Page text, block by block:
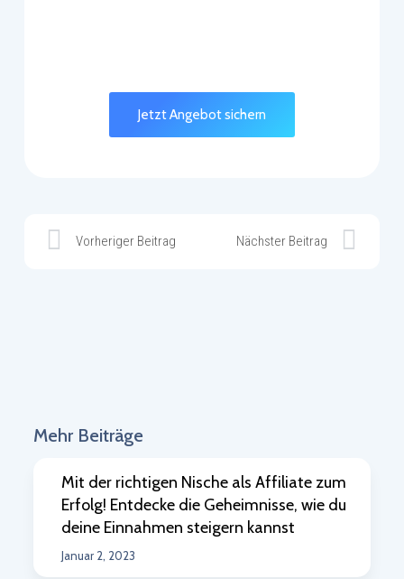
Jetzt Angebot sichern
Vorheriger Beitrag Nächster Beitrag
Mehr Beiträge
Mit der richtigen Nische als Affiliate zum
Erfolg! Entdecke die Geheimnisse, wie du
deine Einnahmen steigern kannst
Januar 2, 2023